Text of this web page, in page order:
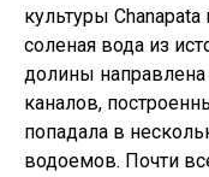
культуры
соленая вода из
долины
каналов,
попадала в
водоемов. Почти